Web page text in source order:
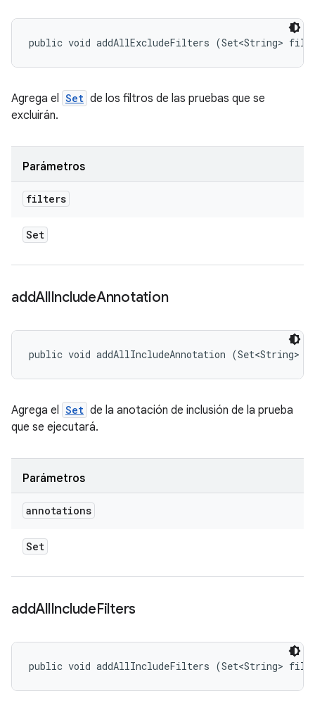
public void addAllExcludeFilters (Set<String>
Agrega el Set de los filtros de las pruebas que se
excluirán.
Parámetros
filters
Set
addAllIncludeAnnotation
public void addAllIncludeAnnotation (Set<String>
Agrega el Set de la anotación de inclusión de la prueba
que se ejecutará.
Parámetros
annotations
Set
addAllIncludeFilters
public void addAllIncludeFilters (Set<String>